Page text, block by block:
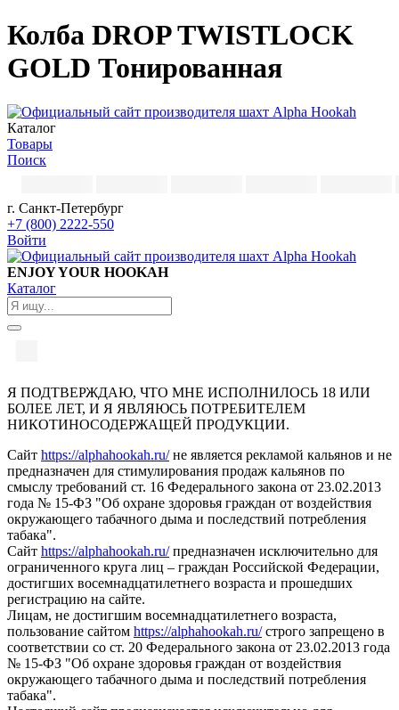
Колба DROP TWISTLOCK
GOLD Тонированная
Каталог
Товары
Поиск
г. Санкт-Петербург
+7 (800) 2222-550
Войти
ENJOY YOUR HOOKAH
Каталог
Я ПОДТВЕРЖДАЮ, ЧТО МНЕ ИСПОЛНИЛОСЬ 18 ИЛИ
БОЛЕЕ ЛЕТ, И Я ЯВЛЯЮСЬ ПОТРЕБИТЕЛЕМ
НИКОТИНОСОДЕРЖАЩЕЙ ПРОДУКЦИИ.
Сайт https://alphahookah.ru/не является рекламой кальянов и не
предназначен для стимулирования продаж кальянов по
смыслу требований ст. 16 Федерального закона от 23.02.2013
года № 15-ФЗ "Об охране здоровья граждан от воздействия
окружающего табачного дыма и последствий потребления
табака".
Сайт https://alphahookah.ru/предназначен исключительно для
ограниченного круга лиц – граждан Российской Федерации,
достигших восемнадцатилетнего возраста и прошедших
регистрацию на сайте.
Лицам, не достигшим восемнадцатилетнего возраста,
пользование сайтом https://alphahookah.ru/строго запрещено в
соответствии со ст. 20 Федерального закона от 23.02.2013 года
№ 15-ФЗ "Об охране здоровья граждан от воздействия
окружающего табачного дыма и последствий потребления
табака".